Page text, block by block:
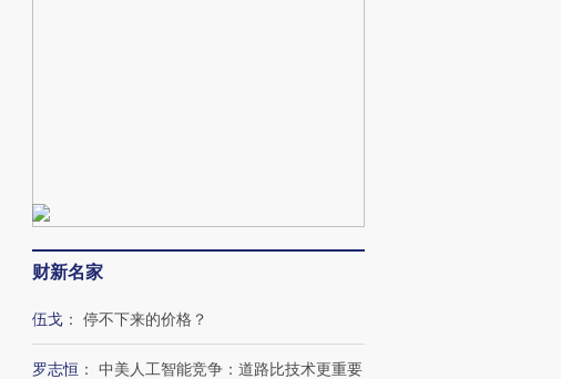
财新名家
伍戈 ： 停不下来的价格？
罗志恒 ： 中美人工智能竞争：道路比技术更重要